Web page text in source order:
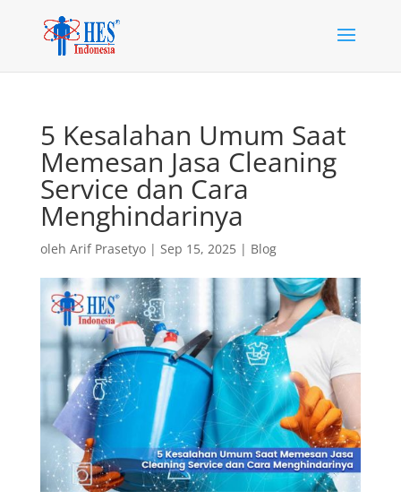
5 Kesalahan Umum Saat
Memesan Jasa Cleaning
Service dan Cara
Menghindarinya
oleh Arif Prasetyo| Sep 15, 2025| Blog